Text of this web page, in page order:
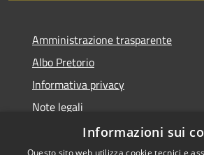
Amministrazione trasparente
Albo Pretorio
Informativa privacy
Note legali
Dichiarazione di accessibilità
Informazioni sui
Questo sito web utilizza cookie tecnici e